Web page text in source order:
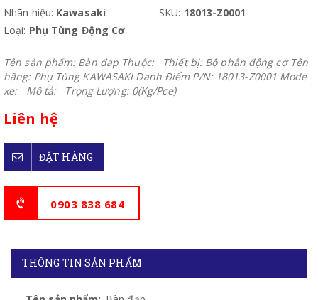
Nhãn hiệu: Kawasaki SKU: 18013-Z0001
Loại: Phụ Tùng Động Cơ
Tên sản phẩm: Bàn đạp Thuộc: Thiết bị: Bộ phận động cơ Tên
hãng: Phụ Tùng KAWASAKI Danh Điểm P/N: 18013-Z0001 Mode
xe: Mô tả: Trọng Lượng: 0(Kg/Pce)
Liên hệ
ĐẶT HÀNG
0903 838 684
THÔNG TIN SẢN PHẨM